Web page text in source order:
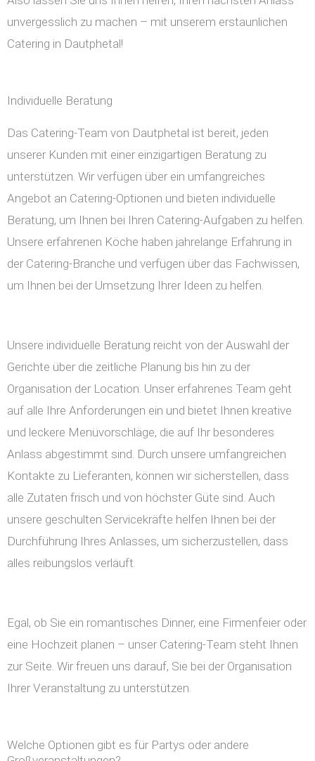
unvergesslich zu machen – mit unserem erstaunlichen
Catering in Dautphetal!
Individuelle Beratung
Das Catering-Team von Dautphetal ist bereit, jeden
unserer Kunden mit einer einzigartigen Beratung zu
unterstützen. Wir verfügen über ein umfangreiches
Angebot an Catering-Optionen und bieten individuelle
Beratung, um Ihnen bei Ihren Catering-Aufgaben zu helfen.
Unsere erfahrenen Köche haben jahrelange Erfahrung in
der Catering-Branche und verfügen über das Fachwissen,
um Ihnen bei der Umsetzung Ihrer Ideen zu helfen.
Unsere individuelle Beratung reicht von der Auswahl der
Gerichte über die zeitliche Planung bis hin zu der
Organisation der Location. Unser erfahrenes Team geht
auf alle Ihre Anforderungen ein und bietet Ihnen kreative
und leckere Menüvorschläge, die auf Ihr besonderes
Anlass abgestimmt sind. Durch unsere umfangreichen
Kontakte zu Lieferanten, können wir sicherstellen, dass
alle Zutaten frisch und von höchster Güte sind. Auch
unsere geschulten Servicekräfte helfen Ihnen bei der
Durchführung Ihres Anlasses, um sicherzustellen, dass
alles reibungslos verläuft.
Egal, ob Sie ein romantisches Dinner, eine Firmenfeier oder
eine Hochzeit planen – unser Catering-Team steht Ihnen
zur Seite. Wir freuen uns darauf, Sie bei der Organisation
Ihrer Veranstaltung zu unterstützen.
Welche Optionen gibt es für Partys oder andere